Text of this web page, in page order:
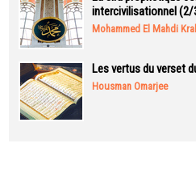
intercivilisationnel (2/
Mohammed El Mahdi
Les vertus du verset
Housman Omarjee